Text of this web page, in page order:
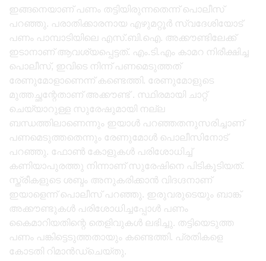
ഇങ്ങനെയാണ് പണം തട്ടിയിരുന്നതെന്ന് പൊലീസ്
പറഞ്ഞു. പരാതിക്കാരനായ എഴുമറ്റൂർ സ്വദേശിയോട്
പണം പാമ്പാടിയിലെ എസ്.ബി.ഐ. അക്കൗണ്ടിലേക്ക്
ഇടാനാണ് ആവശ്യപ്പെട്ടത്. എം.ടി.എം കാമറ നിരീക്ഷിച്ച
പൊലീസ്, ഇവിടെ നിന്ന് പണമെടുത്തത്
രേണുമോളാണെന്ന് കണ്ടെത്തി. രേണുമോളുടെ
മുത്തച്ഛന്റേതാണ് അക്കൗണ്ട് . സ്ഥിരമായി ചാറ്റ്
ചെയ്യാറുള്ള സുരേഷുമായി നല്ല
ബന്ധത്തിലാണെന്നും ഇയാൾ പറഞ്ഞതനുസരിച്ചാണ്
പണമെടുത്തതെന്നും രേണുമോൾ പൊലീസിനോട്
പറഞ്ഞു. ഫോൺ കോളുകൾ പരിശോധിച്ച്
കണിയാപുരത്തു നിന്നാണ് സുരേഷിനെ പിടികൂടിയത്.
സ്ത്രീകളുടെ ശബ്ദം അനുകരിക്കാൻ വിദഗ്ദനാണ്
ഇയാളെന്ന് പൊലീസ് പറഞ്ഞു. ഇരുവരുടെയും ബാങ്ക്
അക്കൗണ്ടുകൾ പരിശോധിച്ചപ്പോൾ പണം
കൈമാറിയതിന്റെ തെളിവുകൾ ലഭിച്ചു. തട്ടിയെടുത്ത
പണം പങ്കിട്ടെടുത്തതായും കണ്ടെത്തി. പ്രതികളെ
കോടതി റിമാൻഡ്‌ചെയ്തു.